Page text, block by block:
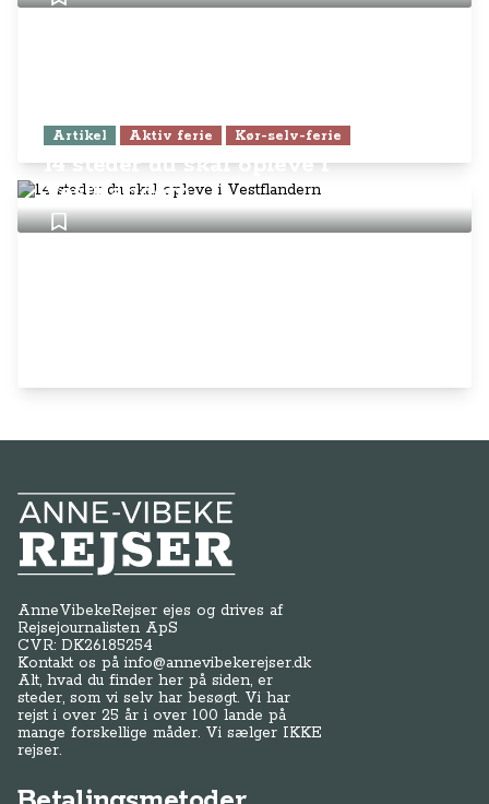
Artikel Aktiv ferie Kør-selv-ferie
14 steder du skal opleve i
Vestflandern
Anne-Vibeke Rejser
AnneVibekeRejser ejes og drives af
Rejsejournalisten ApS
CVR: DK26185254
Kontakt os påinfo@annevibekerejser.dk
Alt, hvad du finder her på siden, er
steder, som vi selv har besøgt. Vi har
rejst i over 25 år i over 100 lande på
mange forskellige måder. Vi sælger IKKE
rejser.